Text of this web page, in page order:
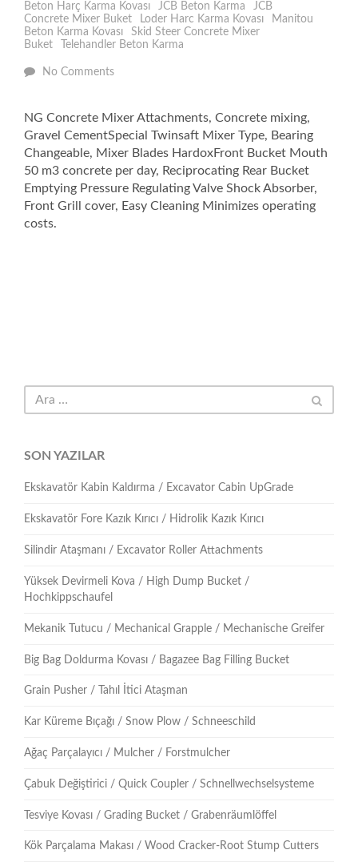
Beton Harç Karma Kovası
JCB Beton Karma
JCB
Concrete Mixer Buket
Loder Harc Karma Kovası
Manitou
Beton Karma Kovası
Skid Steer Concrete Mixer
Buket
Telehandler Beton Karma
No Comments
NG Concrete Mixer Attachments, Concrete mixing,
Gravel CementSpecial Twinsaft Mixer Type, Bearing
Changeable, Mixer Blades HardoxFront Bucket Mouth
50 m3 concrete per day, Reciprocating Rear Bucket
Emptying Pressure Regulating Valve Shock Absorber,
Front Grill cover, Easy Cleaning Minimizes operating
costs.
SON YAZILAR
Ekskavatör Kabin Kaldırma / Excavator Cabin UpGrade
Ekskavatör Fore Kazık Kırıcı / Hidrolik Kazık Kırıcı
Silindir Ataşmanı / Excavator Roller Attachments
Yüksek Devirmeli Kova / High Dump Bucket /
Hochkippschaufel
Mekanik Tutucu / Mechanical Grapple / Mechanische Greifer
Big Bag Doldurma Kovası / Bagazee Bag Filling Bucket
Grain Pusher / Tahıl İtici Ataşman
Kar Küreme Bıçağı / Snow Plow / Schneeschild
Ağaç Parçalayıcı / Mulcher / Forstmulcher
Çabuk Değiştirici / Quick Coupler / Schnellwechselsysteme
Tesviye Kovası / Grading Bucket / Grabenräumlöffel
Kök Parçalama Makası / Wood Cracker-Root Stump Cutters